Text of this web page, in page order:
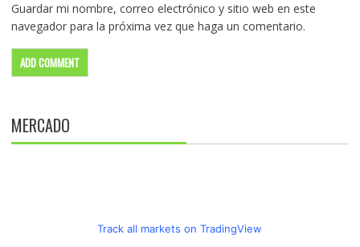
Guardar mi nombre, correo electrónico y sitio web en este
navegador para la próxima vez que haga un comentario.
MERCADO
Track all markets on TradingView